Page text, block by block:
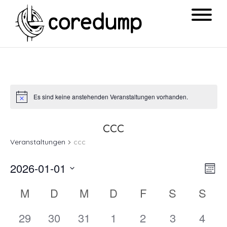
Es sind keine anstehenden Veranstaltungen vorhanden.
ccc
Veranstaltungen ccc
2026-01-01
wählen.
Kalender
Veranstaltungen
M D M D F S
S
0
29
0
30
0
31
0
1
0
2
0
3
0
4